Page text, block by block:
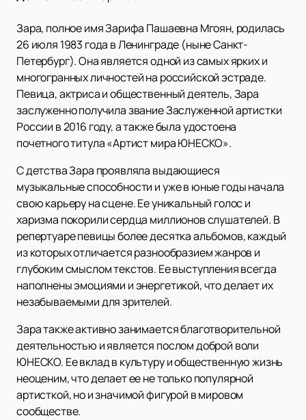
Зара, полное имя Зарифа Пашаевна Мгоян, родилась
26 июля 1983 года в Ленинграде (ныне Санкт-
Петербург). Она является одной из самых ярких и
многогранных личностей на российской эстраде.
Певица, актриса и общественный деятель, Зара
заслуженно получила звание Заслуженной артистки
России в 2016 году, а также была удостоена
почетного титула «Артист мира ЮНЕСКО».
С детства Зара проявляла выдающиеся
музыкальные способности и уже в юные годы начала
свою карьеру на сцене. Ее уникальный голос и
харизма покорили сердца миллионов слушателей. В
репертуаре певицы более десятка альбомов, каждый
из которых отличается разнообразием жанров и
глубоким смыслом текстов. Ее выступления всегда
наполнены эмоциями и энергетикой, что делает их
незабываемыми для зрителей.
Зара также активно занимается благотворительной
деятельностью и является послом доброй воли
ЮНЕСКО. Ее вклад в культуру и общественную жизнь
неоценим, что делает ее не только популярной
артисткой, но и значимой фигурой в мировом
сообществе.